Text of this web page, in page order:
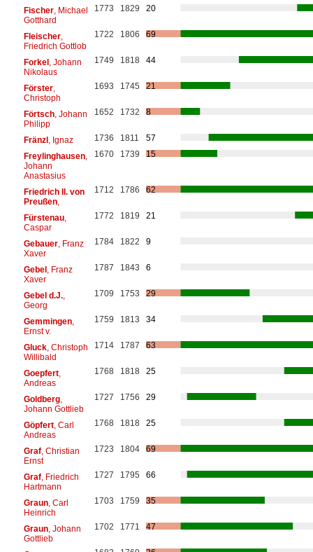
Fischer, Michael
Gotthard
1773 1829 20
Fleischer,
Friedrich Gottlob
1722 1806 69
Forkel, Johann
Nikolaus
1749 1818 44
Förster,
Christoph
1693 1745 21
Förtsch, Johann
Philipp
1652 1732 8
Fränzl, Ignaz 1736 1811
57
Freylinghausen,
Johann
Anastasius
1670 1739 15
Friedrich II. von
Preußen,
1712 1786 62
Fürstenau,
Caspar
1772 1819 21
Gebauer, Franz
Xaver
1784 1822 9
Gebel, Franz
Xaver
1787 1843 6
Gebel d.J.,
Georg
1709 1753 29
Gemmingen,
Ernst v.
1759 1813 34
Gluck, Christoph
Willibald
1714 1787 63
Goepfert,
Andreas
1768 1818 25
Goldberg,
Johann Gottlieb
1727 1756 29
Göpfert, Carl
Andreas
1768 1818 25
Graf, Christian
Ernst
1723 1804 69
Graf, Friedrich
Hartmann
1727 1795 66
Graun, Carl
Heinrich
1703 1759 35
Graun, Johann
Gottlieb
1702 1771 47